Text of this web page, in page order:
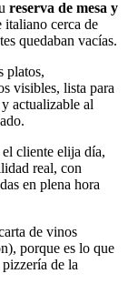
reserva de mesa y
italiano cerca de
quedaban vacías.
platos,
visibles, lista para
actualizable al
cliente elija día,
real, con
en plena hora
de vinos
porque es lo que
de la